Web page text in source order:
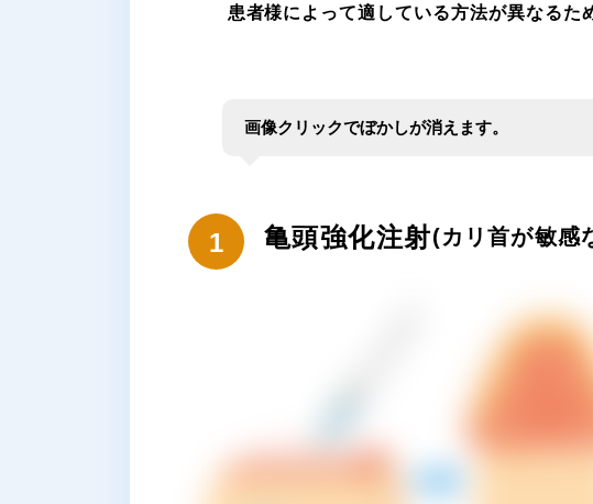
患者様によって適している方法が異なるた
画像クリックでぼかしが消えます。
1 亀頭強化注射(カリ首が敏感